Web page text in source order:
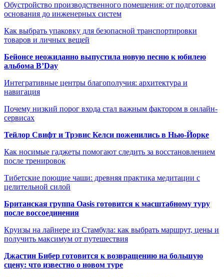
Обустройство производственного помещения: от подготовки
основания до инженерных систем
Как выбрать упаковку для безопасной транспортировки
товаров и личных вещей
Бейонсе неожиданно выпустила новую песню к юбилею
альбома B’Day
Интегративные центры благополучия: архитектура и
навигация
Почему низкий порог входа стал важным фактором в онлайн-
сервисах
Тейлор Свифт и Трэвис Келси поженились в Нью-Йорке
Как носимые гаджеты помогают следить за восстановлением
после тренировок
Тибетские поющие чаши: древняя практика медитации с
целительной силой
Британская группа Oasis готовится к масштабному туру
после воссоединения
Круизы на лайнере из Стамбула: как выбрать маршрут, цены и
получить максимум от путешествия
Джастин Бибер готовится к возвращению на большую
сцену: что известно о новом туре